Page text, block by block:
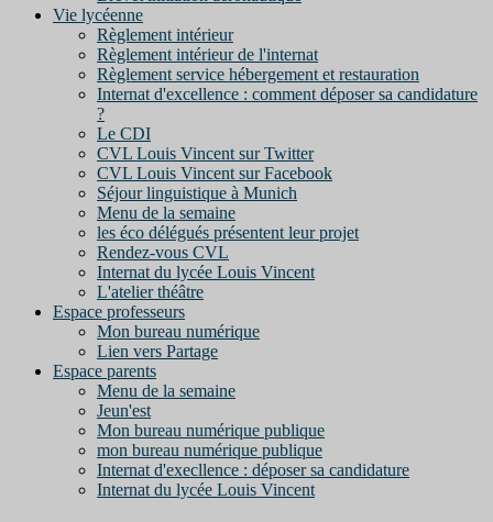
Vie lycéenne
Règlement intérieur
Règlement intérieur de l'internat
Règlement service hébergement et restauration
Internat d'excellence : comment déposer sa candidature
?
Le CDI
CVL Louis Vincent sur Twitter
CVL Louis Vincent sur Facebook
Séjour linguistique à Munich
Menu de la semaine
les éco délégués présentent leur projet
Rendez-vous CVL
Internat du lycée Louis Vincent
L'atelier théâtre
Espace professeurs
Mon bureau numérique
Lien vers Partage
Espace parents
Menu de la semaine
Jeun'est
Mon bureau numérique publique
mon bureau numérique publique
Internat d'execllence : déposer sa candidature
Internat du lycée Louis Vincent